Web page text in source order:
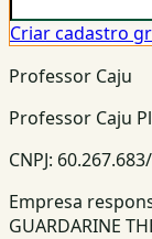
Criar cadastro
Professor Caju
Professor Caju
CNPJ:
Empresa
GUARDARINE